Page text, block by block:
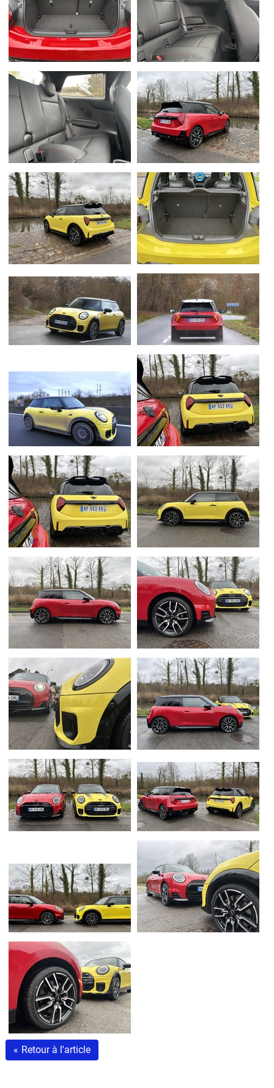
« Retour à l'article